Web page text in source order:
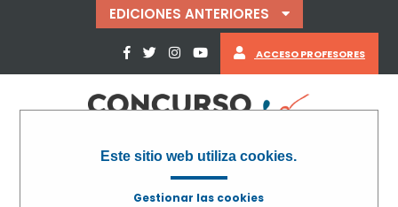
EDICIONES ANTERIORES
ACCESO PROFESORES
Este sitio web utiliza cookies.
Gestionar las cookies